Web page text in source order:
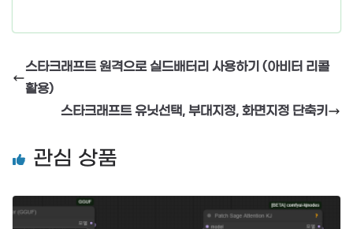
스타크래프트 원격으로 실드배터리 사용하기 (아비터 리콜
활용)
스타크래프트 유닛선택, 부대지정, 화면지정 단축키
관심 상품